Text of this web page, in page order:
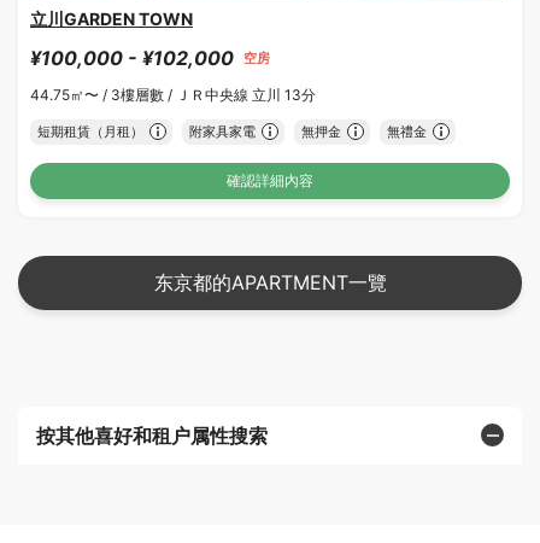
立川GARDEN TOWN
¥100,000 - ¥102,000 空房
44.75㎡〜 / 3樓層數 / ＪＲ中央線 立川 13分
短期租賃（月租） 附家具家電 無押金 無禮金
確認詳細內容
东京都的APARTMENT一覽
按其他喜好和租户属性搜索